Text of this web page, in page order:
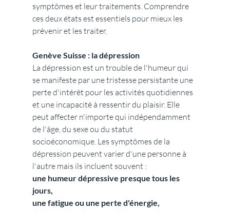
symptômes et leur traitements. Comprendre
ces deux états est essentiels pour mieux les
prévenir et les traiter.
Genève Suisse : la dépression
La dépression est un trouble de l'humeur qui
se manifeste par une tristesse persistante une
perte d'intérêt pour les activités quotidiennes
et une incapacité à ressentir du plaisir. Elle
peut affecter n'importe qui indépendamment
de l'âge, du sexe ou du statut
socioéconomique. Les symptômes de la
dépression peuvent varier d'une personne à
l'autre mais ils incluent souvent :
une humeur dépressive presque tous les
jours,
une fatigue ou une perte d'énergie,